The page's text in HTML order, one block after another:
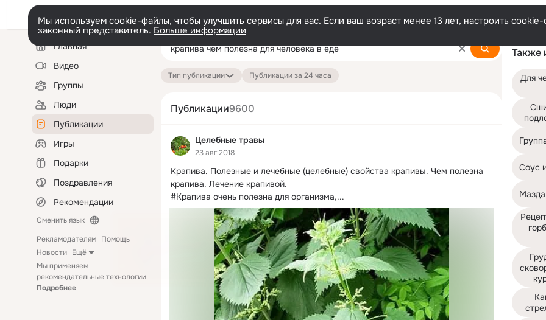
Мы используем cookie-файлы, чтобы улучшить сервисы для вас. Если ваш возраст менее 13 лет, настроить
законный представитель. Больше информации
Левая
колонкаГлавная
Видео
Группы
Люди
Публикации
Игры
Подарки
Поздравления
Рекомендации
Сменить язык
Рекламодателям Помощь
Новости Ещё
Мы применяем
рекомендательные технологии
Подробнее
Также
Для
Соус
Тип публикации
Публикации за 24 часа
Публикации9600
Целебные травы
23 авг 2018
Крапива. Полезные и лечебные (целебные) свойства крапивы. Чем полезна
крапива. Лечение крапивой.
#Крапива очень полезна для организма,...